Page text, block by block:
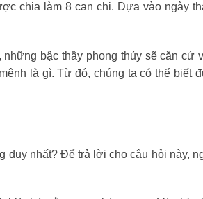
chia làm 8 can chi. Dựa vào ngày
bậc thầy phong thủy sẽ căn cứ
là gì. Từ đó, chúng ta có thể biết
nhất? Để trả lời cho câu hỏi này,